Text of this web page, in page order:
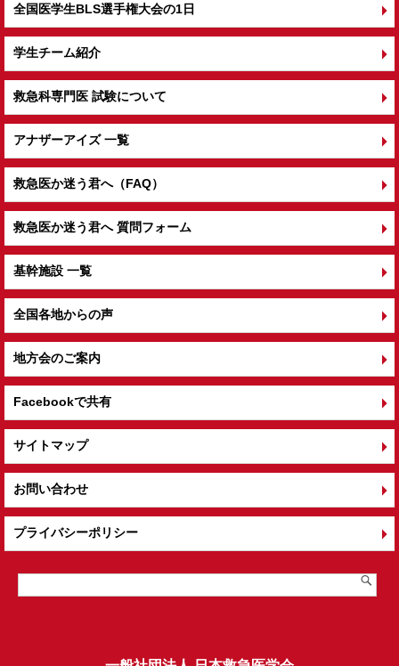
全国医学生BLS選手権大会の1日
学生チーム紹介
救急科専門医 試験について
アナザーアイズ 一覧
救急医か迷う君へ（FAQ）
救急医か迷う君へ 質問フォーム
基幹施設 一覧
全国各地からの声
地方会のご案内
Facebookで共有
サイトマップ
お問い合わせ
プライバシーポリシー